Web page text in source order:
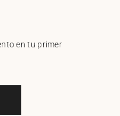
en tu primer